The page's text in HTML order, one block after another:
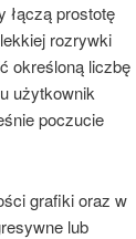
łączą prostotę
rozrywki
określoną liczbę
użytkownik
poczucie
grafiki oraz w
lub